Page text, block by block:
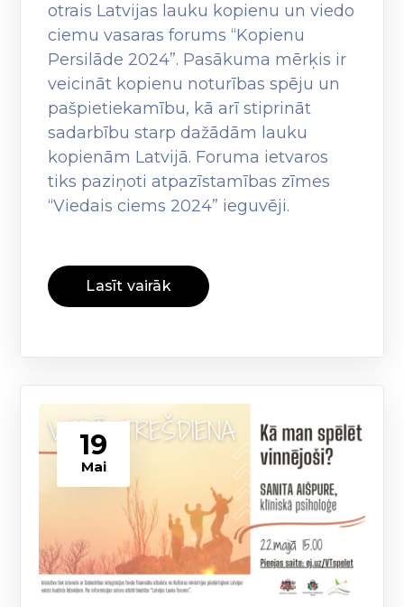
otrais Latvijas lauku kopienu un viedo
ciemu vasaras forums “Kopienu
Persilāde 2024”. Pasākuma mērķis ir
veicināt kopienu noturības spēju un
pašpietiekamību, kā arī stiprināt
sadarbību starp dažādām lauku
kopienām Latvijā. Foruma ietvaros
tiks paziņoti atpazīstamības zīmes
“Viedais ciems 2024” ieguvēji.
Lasīt vairāk
19
Mai